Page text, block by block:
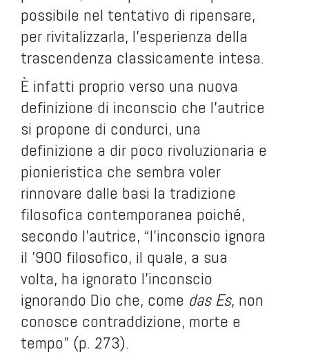
possibile nel tentativo di ripensare,
per rivitalizzarla, l'esperienza della
trascendenza classicamente intesa.
È infatti proprio verso una nuova
definizione di inconscio che l'autrice
si propone di condurci, una
definizione a dir poco rivoluzionaria e
pionieristica che sembra voler
rinnovare dalle basi la tradizione
filosofica contemporanea poiché,
secondo l'autrice, “l'inconscio ignora
il '900 filosofico, il quale, a sua
volta, ha ignorato l'inconscio
ignorando Dio che, come das Es, non
conosce contraddizione, morte e
tempo” (p. 273).